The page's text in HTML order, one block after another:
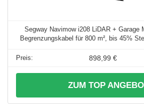
Segway Navimow i208 LiDAR + Garage
Begrenzungskabel für 800 m², bis 45%
898,99 €
ZUM TOP